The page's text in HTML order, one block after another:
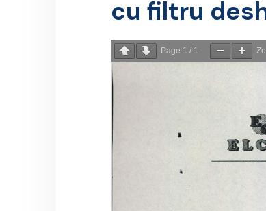
cu filtru
Page 1 / 1